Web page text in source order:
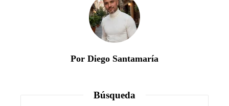
Por Diego Santamaría
Búsqueda